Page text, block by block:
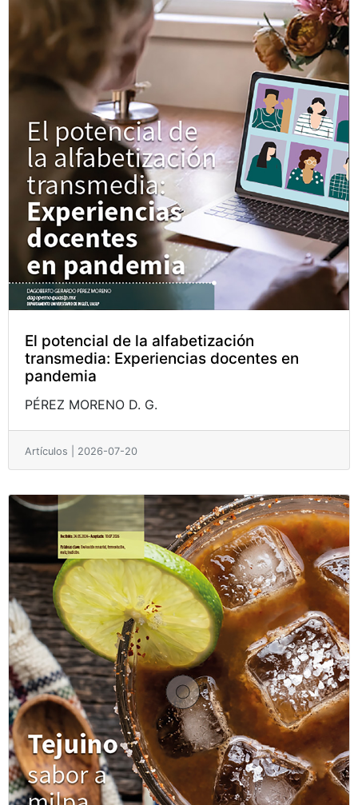
El potencial de la alfabetización
transmedia: Experiencias docentes en
pandemia
PÉREZ MORENO D. G.
Artículos | 2026-07-20